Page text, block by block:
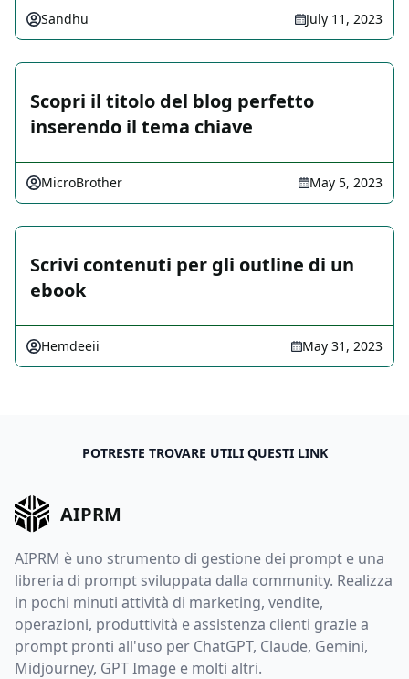
Sandhu July 11, 2023
Scopri il titolo del blog perfetto
inserendo il tema chiave
MicroBrother May 5, 2023
Scrivi contenuti per gli outline di un
ebook
Hemdeeii May 31, 2023
POTRESTE TROVARE UTILI QUESTI LINK
AIPRM
AIPRM è uno strumento di gestione dei prompt e una
libreria di prompt sviluppata dalla community. Realizza
in pochi minuti attività di marketing, vendite,
operazioni, produttività e assistenza clienti grazie a
prompt pronti all'uso per ChatGPT, Claude, Gemini,
Midjourney, GPT Image e molti altri.